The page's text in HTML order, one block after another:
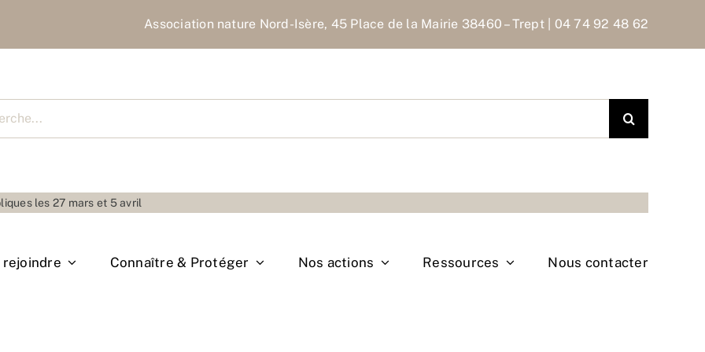
Association nature Nord-Isère, 45 Place de la Mairie 38460 – Trept | 04 74 92 48 62
les 27 mars et 5 avril
rejoindre Connaître & Protéger Nos actions Ressources Nous contacter